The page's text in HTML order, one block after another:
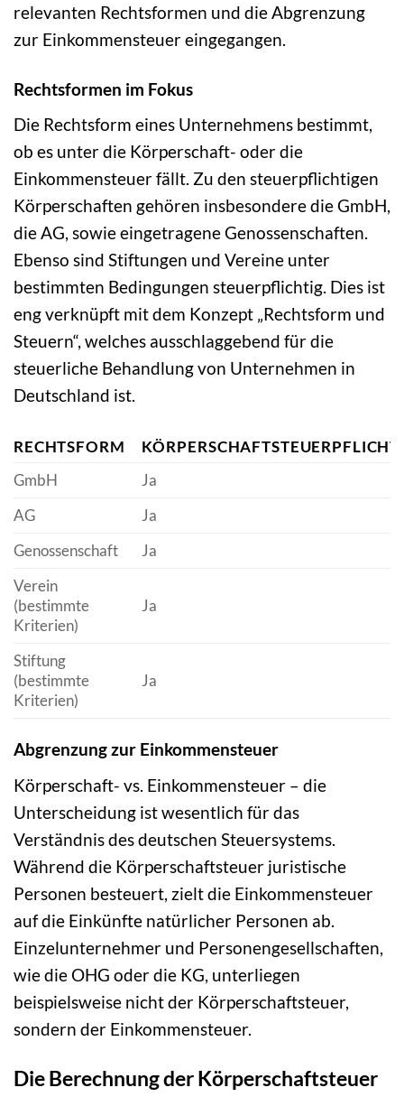
relevanten Rechtsformen und die Abgrenzung
zur Einkommensteuer eingegangen.
Rechtsformen im Fokus
Die Rechtsform eines Unternehmens bestimmt,
ob es unter die Körperschaft- oder die
Einkommensteuer fällt. Zu den steuerpflichtigen
Körperschaften gehören insbesondere die GmbH,
die AG, sowie eingetragene Genossenschaften.
Ebenso sind Stiftungen und Vereine unter
bestimmten Bedingungen steuerpflichtig. Dies ist
eng verknüpft mit dem Konzept „Rechtsform und
Steuern“, welches ausschlaggebend für die
steuerliche Behandlung von Unternehmen in
Deutschland ist.
RECHTSFORM
KÖRPERSCHAFTSTEUERPFLICHT
GmbH
Ja
AG
Ja
Genossenschaft
Ja
Verein
(bestimmte
Kriterien)
Ja
Stiftung
(bestimmte
Kriterien)
Ja
Abgrenzung zur Einkommensteuer
Körperschaft- vs. Einkommensteuer – die
Unterscheidung ist wesentlich für das
Verständnis des deutschen Steuersystems.
Während die Körperschaftsteuer juristische
Personen besteuert, zielt die Einkommensteuer
auf die Einkünfte natürlicher Personen ab.
Einzelunternehmer und Personengesellschaften,
wie die OHG oder die KG, unterliegen
beispielsweise nicht der Körperschaftsteuer,
sondern der Einkommensteuer.
Die Berechnung der Körperschaftsteuer